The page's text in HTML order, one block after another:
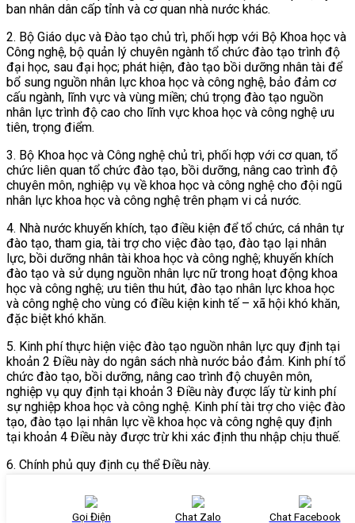
ban nhân dân cấp tỉnh và cơ quan nhà nước khác.
2. Bộ Giáo dục và Đào tạo chủ trì, phối hợp với Bộ Khoa học và
Công nghệ, bộ quản lý chuyên ngành tổ chức đào tạo trình độ
đại học, sau đại học; phát hiện, đào tạo bồi dưỡng nhân tài để
bổ sung nguồn nhân lực khoa học và công nghệ, bảo đảm cơ
cấu ngành, lĩnh vực và vùng miền; chú trọng đào tạo nguồn
nhân lực trình độ cao cho lĩnh vực khoa học và công nghệ ưu
tiên, trọng điểm.
3. Bộ Khoa học và Công nghệ chủ trì, phối hợp với cơ quan, tổ
chức liên quan tổ chức đào tạo, bồi dưỡng, nâng cao trình độ
chuyên môn, nghiệp vụ về khoa học và công nghệ cho đội ngũ
nhân lực khoa học và công nghệ trên phạm vi cả nước.
4. Nhà nước khuyến khích, tạo điều kiện để tổ chức, cá nhân tự
đào tạo, tham gia, tài trợ cho việc đào tạo, đào tạo lại nhân
lực, bồi dưỡng nhân tài khoa học và công nghệ; khuyến khích
đào tạo và sử dụng nguồn nhân lực nữ trong hoạt động khoa
học và công nghệ; ưu tiên thu hút, đào tạo nhân lực khoa học
và công nghệ cho vùng có điều kiện kinh tế – xã hội khó khăn,
đặc biệt khó khăn.
5. Kinh phí thực hiện việc đào tạo nguồn nhân lực quy định tại
khoản 2 Điều này do ngân sách nhà nước bảo đảm. Kinh phí tổ
chức đào tạo, bồi dưỡng, nâng cao trình độ chuyên môn,
nghiệp vụ quy định tại khoản 3 Điều này được lấy từ kinh phí
sự nghiệp khoa học và công nghệ. Kinh phí tài trợ cho việc đào
tạo, đào tạo lại nhân lực về khoa học và công nghệ quy định
tại khoản 4 Điều này được trừ khi xác định thu nhập chịu thuế.
6. Chính phủ quy định cụ thể Điều này.
Điều 23. Ưu đãi trong việc sử dụng nhân lực, nhân tài khoa
học và công nghệ
Gọi Điện Chat Zalo Chat Facebook